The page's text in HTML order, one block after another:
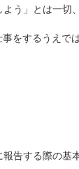
う」とは一切
をするうえで
告する際の基